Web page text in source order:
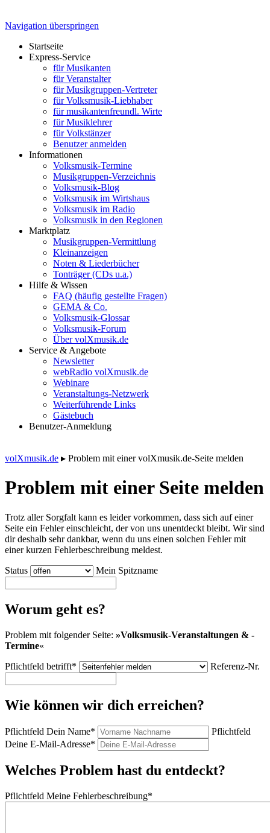
Navigation überspringen
Startseite
Express-Service
für Musikanten
für Veranstalter
für Musikgruppen-Vertreter
für Volksmusik-Liebhaber
für musikantenfreundl. Wirte
für Musiklehrer
für Volkstänzer
Benutzer anmelden
Informationen
Volksmusik-Termine
Musikgruppen-Verzeichnis
Volksmusik-Blog
Volksmusik im Wirtshaus
Volksmusik im Radio
Volksmusik in den Regionen
Marktplatz
Musikgruppen-Vermittlung
Kleinanzeigen
Noten & Liederbücher
Tonträger (CDs u.a.)
Hilfe & Wissen
FAQ (häufig gestellte Fragen)
GEMA & Co.
Volksmusik-Glossar
Volksmusik-Forum
Über volXmusik.de
Service & Angebote
Newsletter
webRadio volXmusik.de
Webinare
Veranstaltungs-Netzwerk
Weiterführende Links
Gästebuch
Benutzer-Anmeldung
volXmusik.de ▸ Problem mit einer volXmusik.de-Seite melden
Problem mit einer Seite melden
Trotz aller Sorgfalt kann es leider vorkommen, dass sich auf einer
Seite ein Fehler einschleicht, der von uns unentdeckt bleibt. Wir sind
dir deshalb sehr dankbar, wenn du uns einen solchen Fehler mit
einer kurzen Fehlerbeschreibung meldest.
Status
Mein Spitzname
Worum geht es?
Problem mit folgender Seite: »Volksmusik-Veranstaltungen & -
Termine«
Pflichtfeld betrifft* Referenz-Nr.
Wie können wir dich erreichen?
Pflichtfeld Dein Name*
Pflichtfeld
Deine E-Mail-Adresse*
Welches Problem hast du entdeckt?
Pflichtfeld Meine Fehlerbeschreibung*